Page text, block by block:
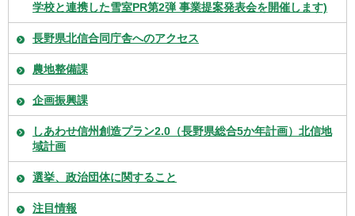
学校と連携した雪室PR第2弾 事業提案発表会を開催します)
長野県北信合同庁舎へのアクセス
農地整備課
企画振興課
しあわせ信州創造プラン2.0（長野県総合5か年計画）北信地
域計画
選挙、政治団体に関すること
注目情報